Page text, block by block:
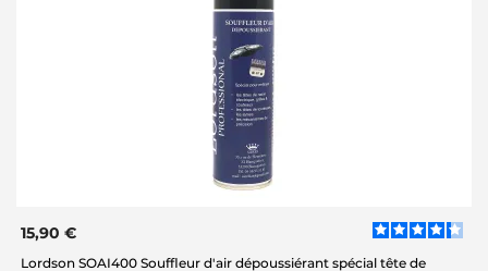
15,90 €
Lordson SOAI400 Souffleur d'air dépoussiérant spécial tête de